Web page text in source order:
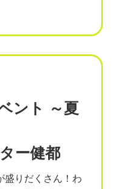
ント ～夏
ー健都
盛りだくさん！わ